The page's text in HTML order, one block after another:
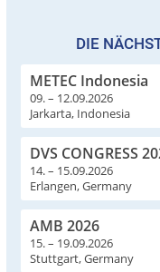
DIE
METEC Indonesia
09. – 12.09.2026
Jarkarta, Indonesia
DVS CONGRESS
14. – 15.09.2026
Erlangen, Germany
AMB 2026
15. – 19.09.2026
Stuttgart, Germany